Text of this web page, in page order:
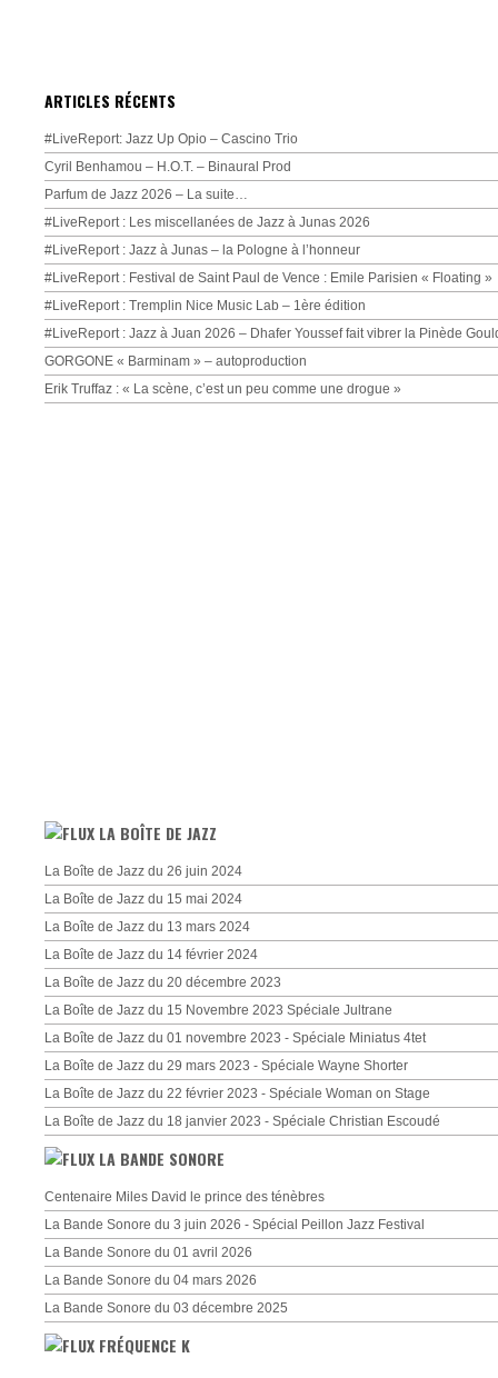
ARTICLES RÉCENTS
#LiveReport: Jazz Up Opio – Cascino Trio
Cyril Benhamou – H.O.T. – Binaural Prod
Parfum de Jazz 2026 – La suite…
#LiveReport : Les miscellanées de Jazz à Junas 2026
#LiveReport : Jazz à Junas – la Pologne à l’honneur
#LiveReport : Festival de Saint Paul de Vence : Emile Parisien « Floating »
#LiveReport : Tremplin Nice Music Lab – 1ère édition
#LiveReport : Jazz à Juan 2026 – Dhafer Youssef fait vibrer la Pinède
GORGONE « Barminam » – autoproduction
Erik Truffaz : « La scène, c’est un peu comme une drogue »
LA BOÎTE DE JAZZ
La Boîte de Jazz du 26 juin 2024
La Boîte de Jazz du 15 mai 2024
La Boîte de Jazz du 13 mars 2024
La Boîte de Jazz du 14 février 2024
La Boîte de Jazz du 20 décembre 2023
La Boîte de Jazz du 15 Novembre 2023 Spéciale Jultrane
La Boîte de Jazz du 01 novembre 2023 - Spéciale Miniatus 4tet
La Boîte de Jazz du 29 mars 2023 - Spéciale Wayne Shorter
La Boîte de Jazz du 22 février 2023 - Spéciale Woman on Stage
La Boîte de Jazz du 18 janvier 2023 - Spéciale Christian Escoudé
LA BANDE SONORE
Centenaire Miles David le prince des ténèbres
La Bande Sonore du 3 juin 2026 - Spécial Peillon Jazz Festival
La Bande Sonore du 01 avril 2026
La Bande Sonore du 04 mars 2026
La Bande Sonore du 03 décembre 2025
FRÉQUENCE K